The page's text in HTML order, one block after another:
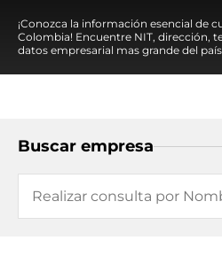
¡Conozca la información esencial de
Colombia! Encuentre NIT, dirección,
datos empresarial mas grande del
Buscar empresa